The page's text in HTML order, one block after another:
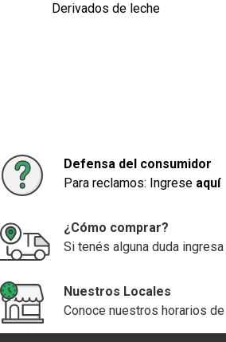
Derivados de leche
Defensa del consumidor
Para reclamos: Ingrese aquí
¿Cómo comprar?
Si tenés alguna duda ingresa
Nuestros Locales
Conoce nuestros horarios